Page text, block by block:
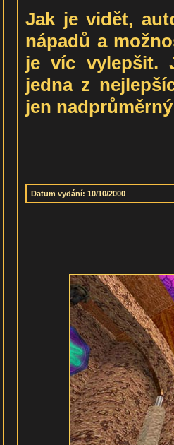
Jak je vidět,
nápadů a
je víc vylepšit.
jedna z
jen
Datum vydání: 10/10/2000